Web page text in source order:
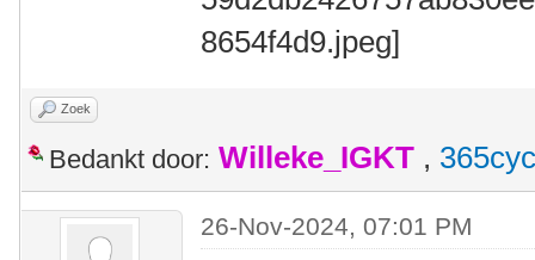
Zoek
Bedankt door: Willeke_IGKT ,
26-Nov-2024, 07:01 PM